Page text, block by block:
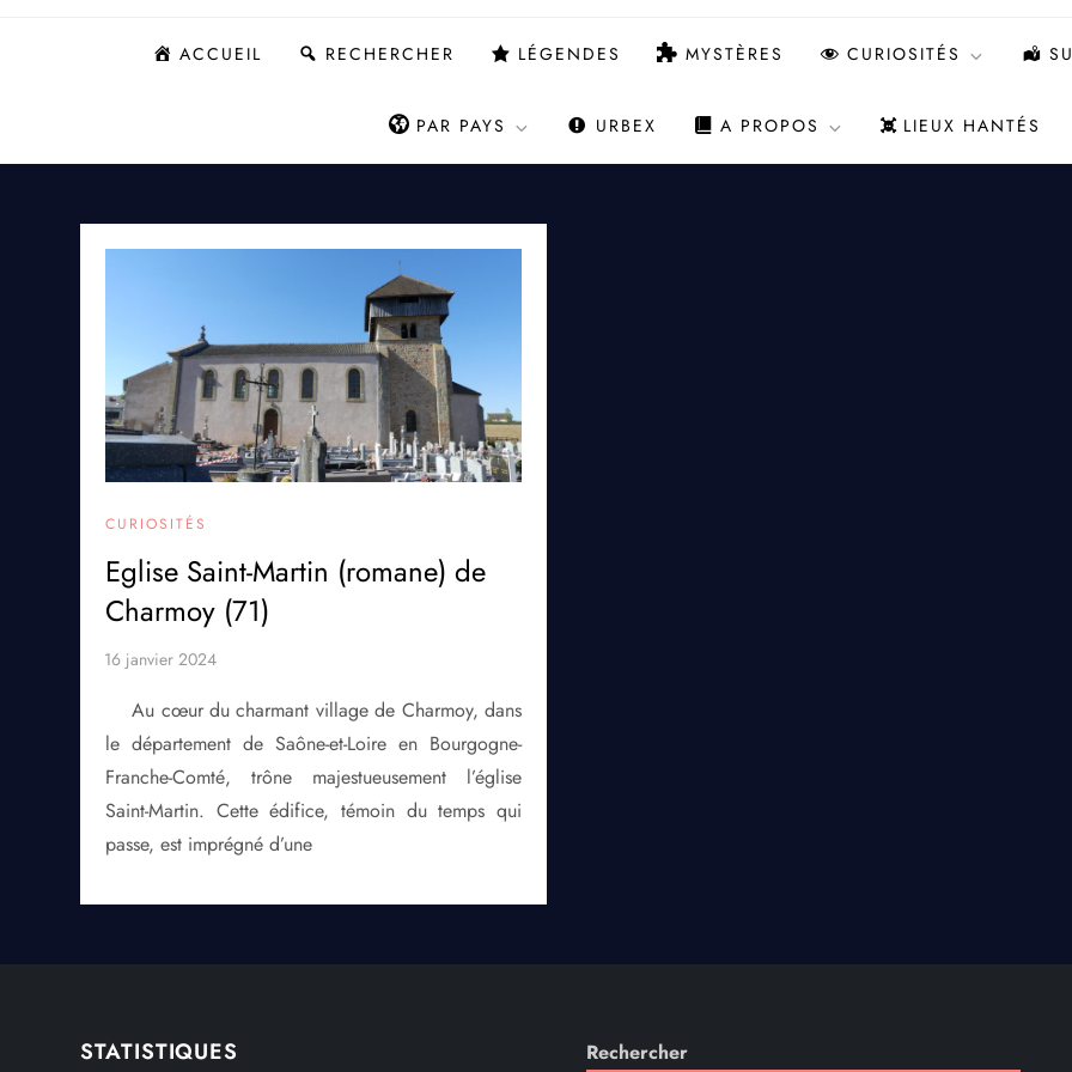
ACCUEIL RECHERCHER LÉGENDES MYSTÈRES CURIOSITÉS
PAR PAYS URBEX A PROPOS LIEUX HANTÉS
CURIOSITÉS
Eglise Saint-Martin (romane) de
Charmoy (71)
Au cœur du charmant village de Charmoy, dans
le département de Saône-et-Loire en Bourgogne-
Franche-Comté, trône majestueusement l’église
Saint-Martin. Cette édifice, témoin du temps qui
passe, est imprégné d’une
STATISTIQUES Rechercher